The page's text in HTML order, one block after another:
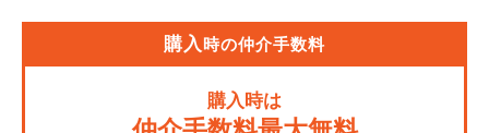
購入時の仲介手数料
購入時は